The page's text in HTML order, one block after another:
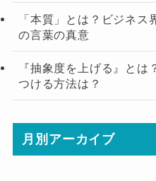
「本質」とは？ビジネ
の言葉の真意
『抽象度を上げる』と
つける方法は？
月別アーカイブ